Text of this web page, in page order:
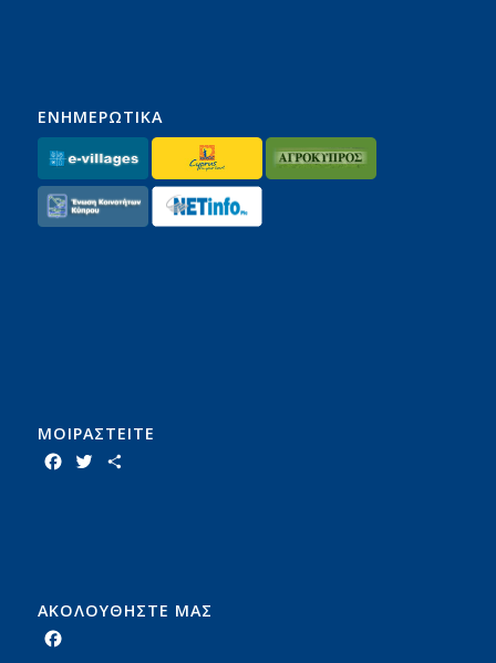
ΕΝΗΜΕΡΩΤΙΚΑ
ΜΟΙΡΑΣTEITE
Facebook
Twitter
ΑΚΟΛΟΥΘΗΣΤΕ ΜΑΣ